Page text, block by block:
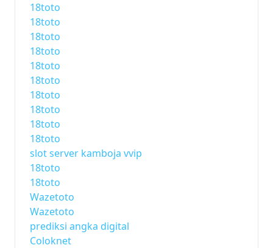
18toto
18toto
18toto
18toto
18toto
18toto
18toto
18toto
18toto
18toto
slot server kamboja vvip
18toto
18toto
Wazetoto
Wazetoto
prediksi angka digital
Coloknet